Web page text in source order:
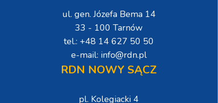
ul. gen. Józefa Bema 14
33 - 100 Tarnów
tel.: +48 14 627 50 50
e-mail: info@rdn.pl
RDN NOWY SĄCZ
pl. Kolegiacki 4